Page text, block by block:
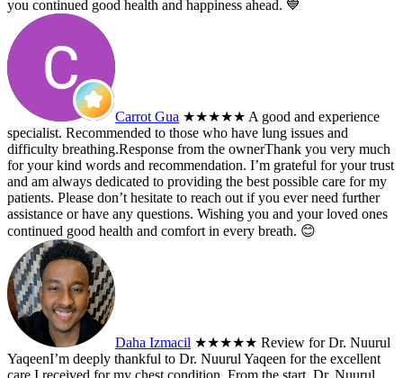
you continued good health and happiness ahead. 💙
Carrot Gua ★★★★★ A good and experience
specialist. Recommended to those who have lung issues and
difficulty breathing.Response from the ownerThank you very much
for your kind words and recommendation. I’m grateful for your trust
and am always dedicated to providing the best possible care for my
patients. Please don’t hesitate to reach out if you ever need further
assistance or have any questions. Wishing you and your loved ones
continued good health and comfort in every breath. 😊
Daha Izmacil ★★★★★ Review for Dr. Nuurul
YaqeenI’m deeply thankful to Dr. Nuurul Yaqeen for the excellent
care I received for my chest condition. From the start, Dr. Nuurul